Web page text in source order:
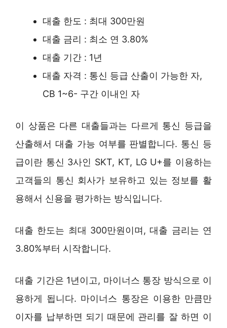
대출 한도 : 최대 300만원
대출 금리 : 최소 연 3.80%
대출 기간 : 1년
대출 자격 : 통신 등급 산출이 가능한 자,
CB 1~6- 구간 이내인 자
이 상품은 다른 대출들과는 다르게 통신 등급을
산출해서 대출 가능 여부를 판별합니다. 통신 등
급이란 통신 3사인 SKT, KT, LG U+를 이용하는
고객들의 통신 회사가 보유하고 있는 정보를 활
용해서 신용을 평가하는 방식입니다.
대출 한도는 최대 300만원이며, 대출 금리는 연
3.80%부터 시작합니다.
대출 기간은 1년이고, 마이너스 통장 방식으로 이
용하게 됩니다. 마이너스 통장은 이용한 만큼만
이자를 납부하면 되기 때문에 관리를 잘 하면 이